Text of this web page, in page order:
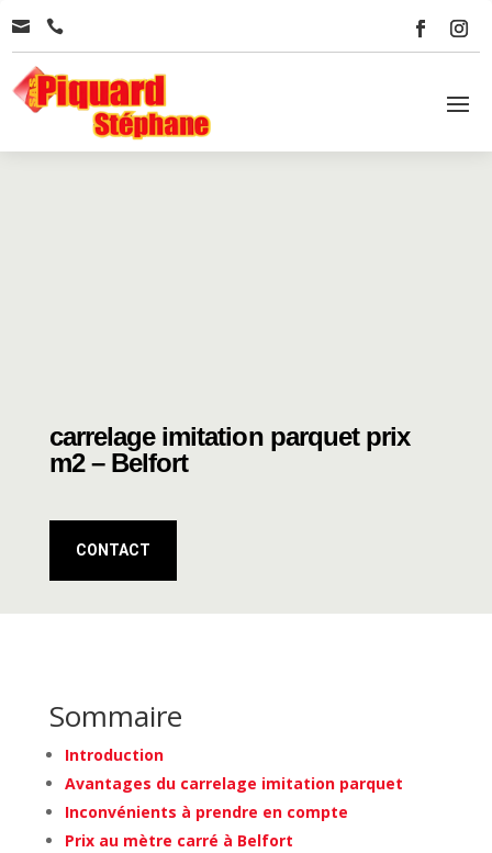
 
carrelage imitation parquet prix
m2 – Belfort
CONTACT
Sommaire
Introduction
Avantages du carrelage imitation parquet
Inconvénients à prendre en compte
Prix au mètre carré à Belfort